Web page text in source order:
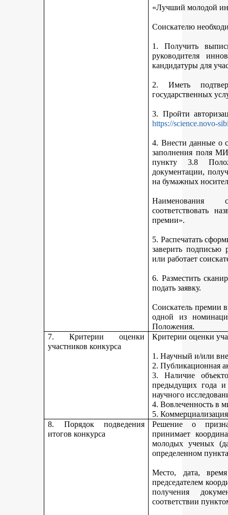
«Лучший молодой
Соискателю
1. Получить
руководителя
кандидатуры для
2. Иметь
государственных
3. Пройти
https://science.novo-
4. Внести данные о
заполнения поля
пункту 3.8
документации,
на бумажных
Наименования
соответствовать
премии».
5. Распечатать
заверить подписью
или работает
6. Разместить
подать заявку.
Соискатель премии
одной из
Положения.
7. Критерии оценки
участников конкурса
Критерии оценки
1. Научный и/или
2. Публикационная
3. Наличие
предыдущих года
научного
4. Вовлеченность в
5.
8. Порядок подведения
итогов конкурса
Решение о
принимает
молодых ученых
определенном
Место, дата, время
председателем
получения
соответствии